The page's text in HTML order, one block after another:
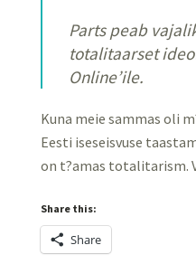
Parts peab
totalitaarset
Online’ile.
Kuna meie sammas oli
Eesti iseseisvuse
on t?amas totalitarism.
Share this:
Share